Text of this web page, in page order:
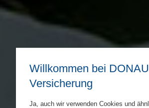
Willkommen bei DONAU
Versicherung
Ja, auch wir verwenden Cookies und